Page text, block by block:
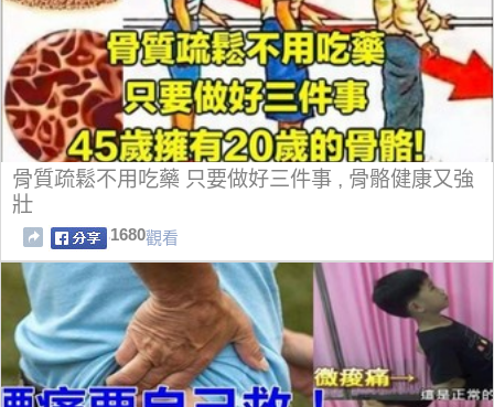
骨質疏鬆不用吃藥 只要做好三件事 , 骨骼健康又強
壯
1680觀看